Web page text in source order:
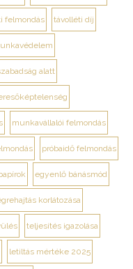
felmondás távolléti díj
alatt
munkavállalói felmondás
próbaidő felmondás
egyenlő bánásmód
korlátozása
teljesítés igazolása
letiltás mértéke 2025